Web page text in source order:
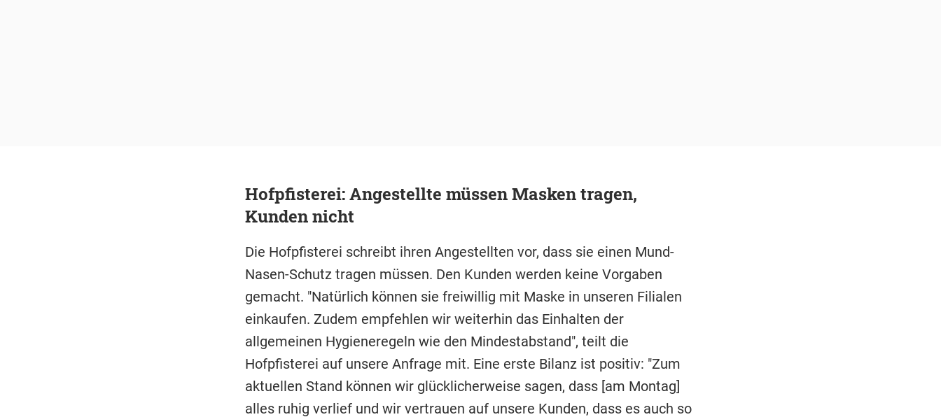
Hofpfisterei: Angestellte müssen Masken tragen,
Kunden nicht
Die Hofpfisterei schreibt ihren Angestellten vor, dass sie einen Mund-
Nasen-Schutz tragen müssen. Den Kunden werden keine Vorgaben
gemacht. "Natürlich können sie freiwillig mit Maske in unseren Filialen
einkaufen. Zudem empfehlen wir weiterhin das Einhalten der
allgemeinen Hygieneregeln wie den Mindestabstand", teilt die
Hofpfisterei auf unsere Anfrage mit. Eine erste Bilanz ist positiv: "Zum
aktuellen Stand können wir glücklicherweise sagen, dass [am Montag]
alles ruhig verlief und wir vertrauen auf unsere Kunden, dass es auch so